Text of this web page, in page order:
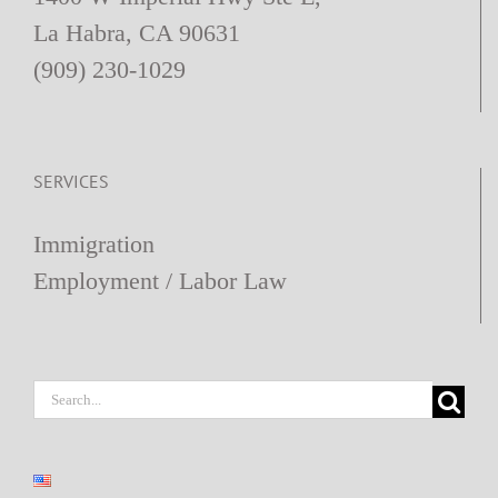
La Habra, CA 90631
(909) 230-1029
SERVICES
Immigration
Employment / Labor Law
Search